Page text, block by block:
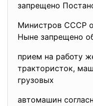
запрещено
Министров СССР
Ныне запрещено
прием на работу
трактористок,
грузовых
автомашин